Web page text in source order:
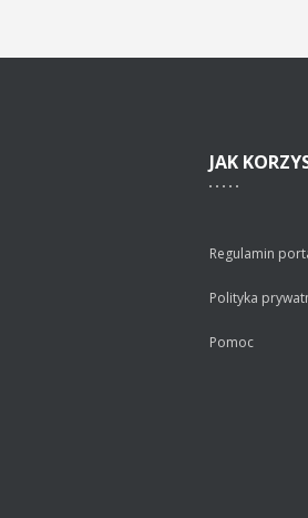
JAK
Regulamin
Polityka
Pomoc